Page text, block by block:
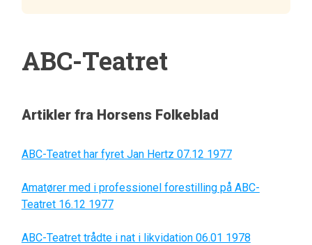
ABC-Teatret
Artikler fra Horsens Folkeblad
ABC-Teatret har fyret Jan Hertz 07.12 1977
Amatører med i professionel forestilling på ABC-
Teatret 16.12 1977
ABC-Teatret trådte i nat i likvidation 06.01 1978